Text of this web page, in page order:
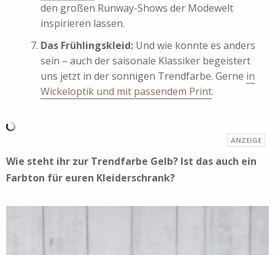
den großen Runway-Shows der Modewelt
inspirieren lassen.
Das Frühlingskleid: Und wie könnte es anders
sein – auch der saisonale Klassiker begeistert
uns jetzt in der sonnigen Trendfarbe. Gerne in
Wickeloptik und mit passendem Print.
Wie steht ihr zur Trendfarbe Gelb? Ist das auch ein
Farbton für euren Kleiderschrank?